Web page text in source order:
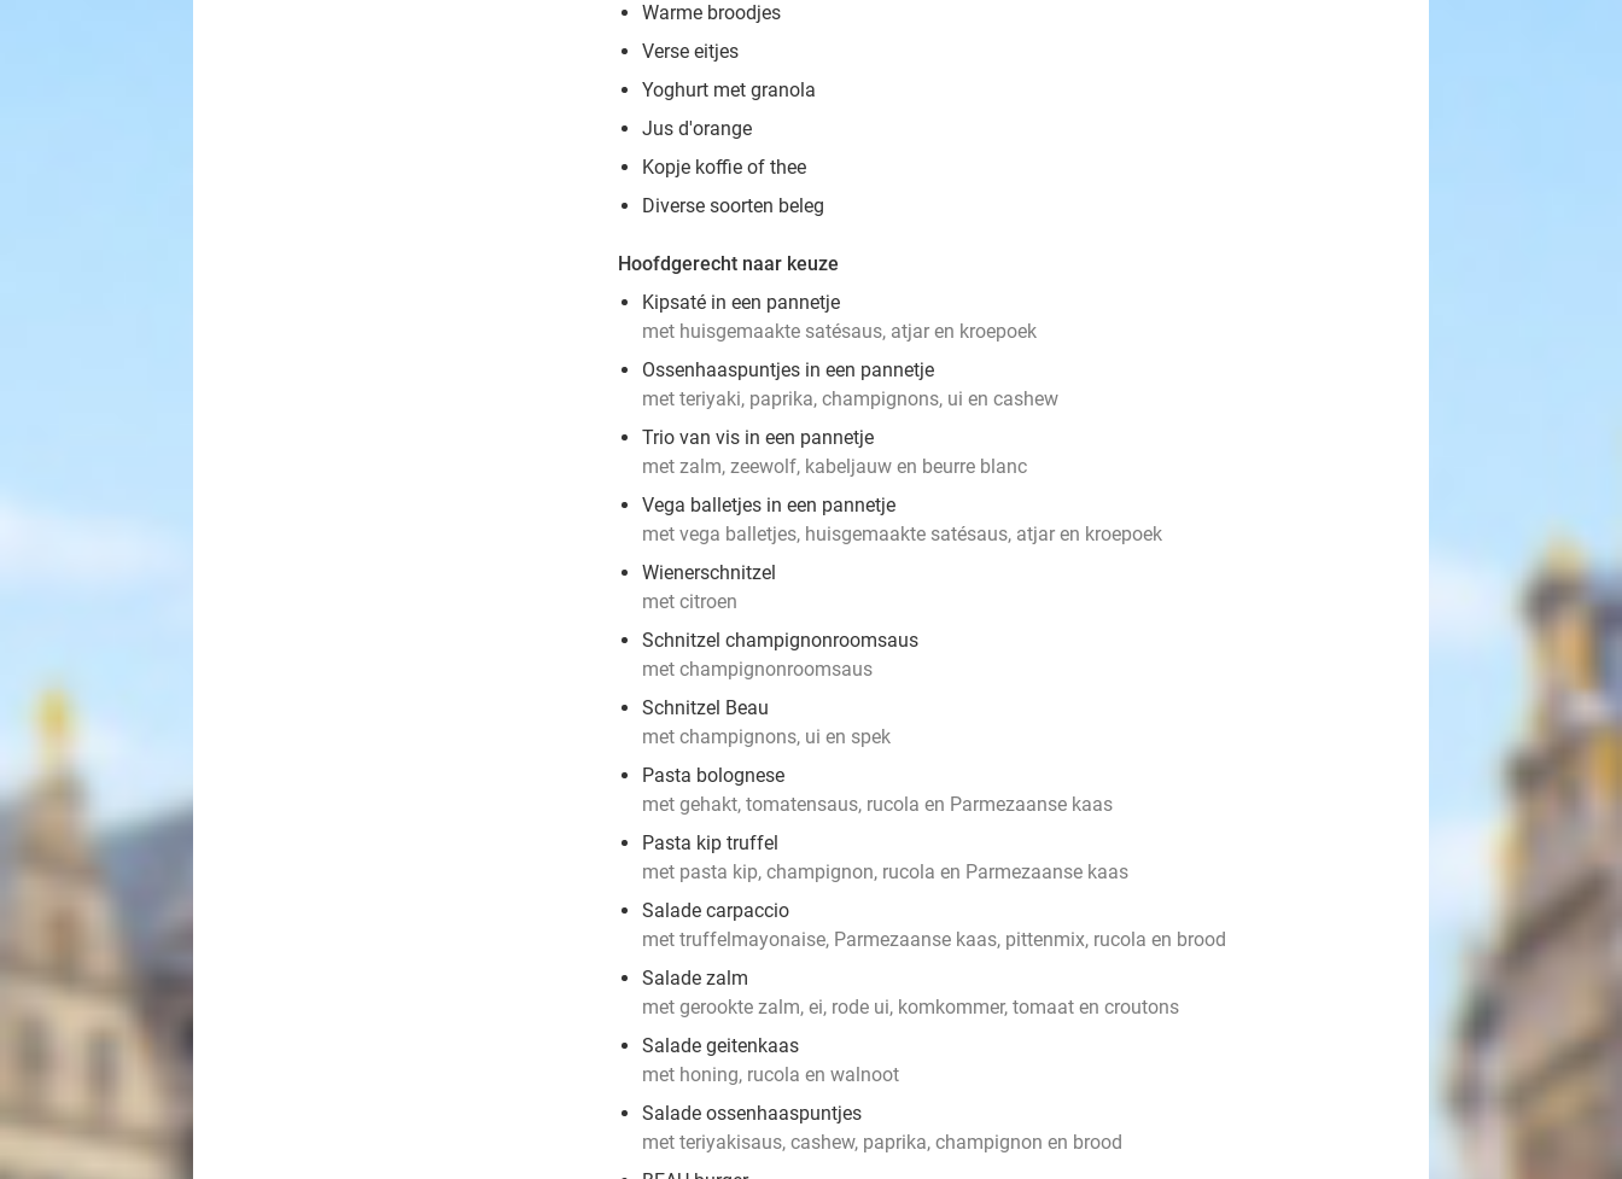
Warme broodjes
Verse eitjes
Yoghurt met granola
Jus d'orange
Kopje koffie of thee
Diverse soorten beleg
Hoofdgerecht naar keuze
Kipsaté in een pannetje
met huisgemaakte satésaus, atjar en kroepoek
Ossenhaaspuntjes in een pannetje
met teriyaki, paprika, champignons, ui en cashew
Trio van vis in een pannetje
met zalm, zeewolf, kabeljauw en beurre blanc
Vega balletjes in een pannetje
met vega balletjes, huisgemaakte satésaus, atjar en kroepoek
Wienerschnitzel
met citroen
Schnitzel champignonroomsaus
met champignonroomsaus
Schnitzel Beau
met champignons, ui en spek
Pasta bolognese
met gehakt, tomatensaus, rucola en Parmezaanse kaas
Pasta kip truffel
met pasta kip, champignon, rucola en Parmezaanse kaas
Salade carpaccio
met truffelmayonaise, Parmezaanse kaas, pittenmix, rucola en brood
Salade zalm
met gerookte zalm, ei, rode ui, komkommer, tomaat en croutons
Salade geitenkaas
met honing, rucola en walnoot
Salade ossenhaaspuntjes
met teriyakisaus, cashew, paprika, champignon en brood